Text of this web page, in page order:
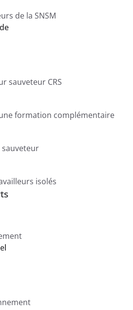
de la SNSM
sauveteur CRS
formation complémentaire
sauveteur
isolés